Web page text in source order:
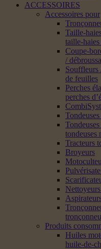
ACCESSOIRES
Accessoires pour
Taille-
taille-
Coupe-
/
Souffleurs
de feuilles
Perches
perches
tondeuses
Tracteurs
Broyeurs
Produits
Huiles
huile-de-